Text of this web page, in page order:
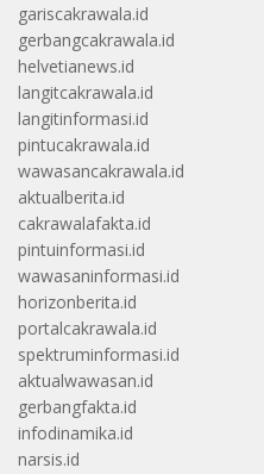
gariscakrawala.id
gerbangcakrawala.id
helvetianews.id
langitcakrawala.id
langitinformasi.id
pintucakrawala.id
wawasancakrawala.id
aktualberita.id
cakrawalafakta.id
pintuinformasi.id
wawasaninformasi.id
horizonberita.id
portalcakrawala.id
spektruminformasi.id
aktualwawasan.id
gerbangfakta.id
infodinamika.id
narsis.id